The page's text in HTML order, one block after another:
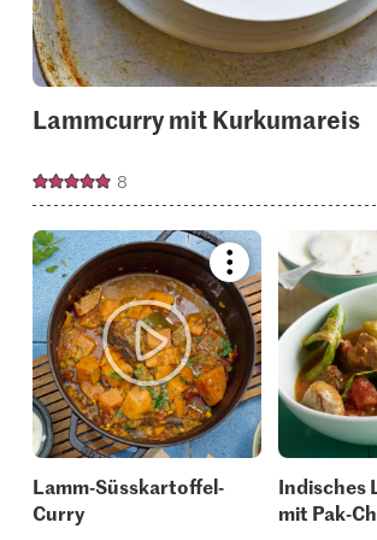
Lammcurry mit Kurkumareis
8
Bookmark
recipe
or
add
it
to
your
collections.
Lamm-Süsskartoffel-
Curry
Indisches
mit Pak-